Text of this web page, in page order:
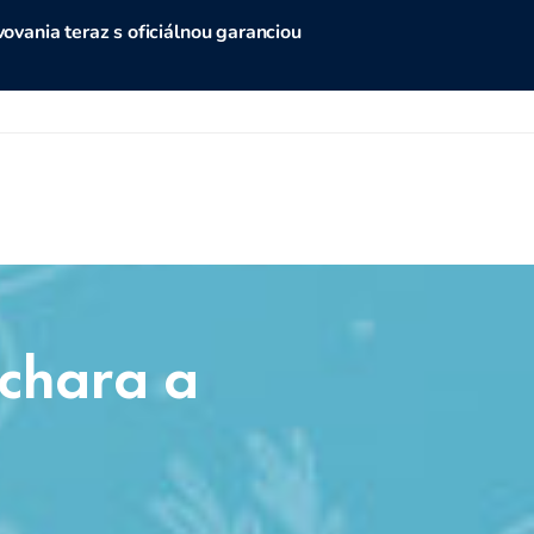
teraz s oficiálnou garanciou
a